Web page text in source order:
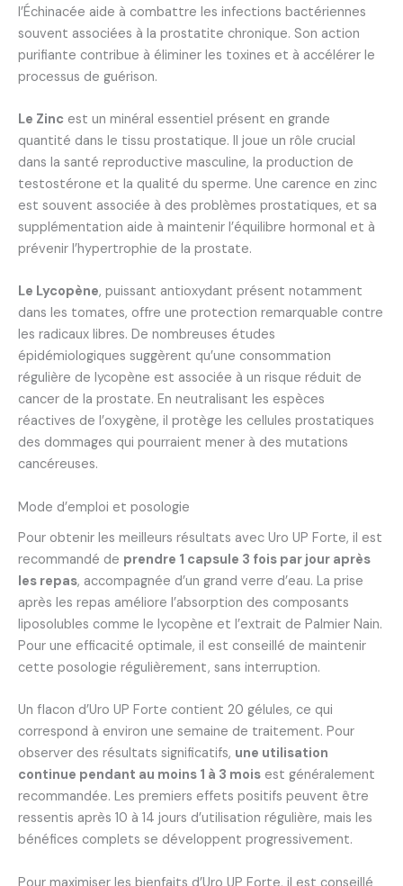
l’Échinacée aide à combattre les infections bactériennes
souvent associées à la prostatite chronique. Son action
purifiante contribue à éliminer les toxines et à accélérer le
processus de guérison.
Le Zinc est un minéral essentiel présent en grande
quantité dans le tissu prostatique. Il joue un rôle crucial
dans la santé reproductive masculine, la production de
testostérone et la qualité du sperme. Une carence en zinc
est souvent associée à des problèmes prostatiques, et sa
supplémentation aide à maintenir l’équilibre hormonal et à
prévenir l’hypertrophie de la prostate.
Le Lycopène, puissant antioxydant présent notamment
dans les tomates, offre une protection remarquable contre
les radicaux libres. De nombreuses études
épidémiologiques suggèrent qu’une consommation
régulière de lycopène est associée à un risque réduit de
cancer de la prostate. En neutralisant les espèces
réactives de l’oxygène, il protège les cellules prostatiques
des dommages qui pourraient mener à des mutations
cancéreuses.
Mode d’emploi et posologie
Pour obtenir les meilleurs résultats avec Uro UP Forte, il est
recommandé de prendre 1 capsule 3 fois par jour après
les repas, accompagnée d’un grand verre d’eau. La prise
après les repas améliore l’absorption des composants
liposolubles comme le lycopène et l’extrait de Palmier Nain.
Pour une efficacité optimale, il est conseillé de maintenir
cette posologie régulièrement, sans interruption.
Un flacon d’Uro UP Forte contient 20 gélules, ce qui
correspond à environ une semaine de traitement. Pour
observer des résultats significatifs, une utilisation
continue pendant au moins 1 à 3 mois est généralement
recommandée. Les premiers effets positifs peuvent être
ressentis après 10 à 14 jours d’utilisation régulière, mais les
bénéfices complets se développent progressivement.